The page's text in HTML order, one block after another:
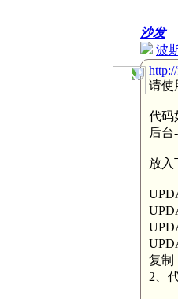
沙发
波
请使
代码
后台
放入
复制
2、